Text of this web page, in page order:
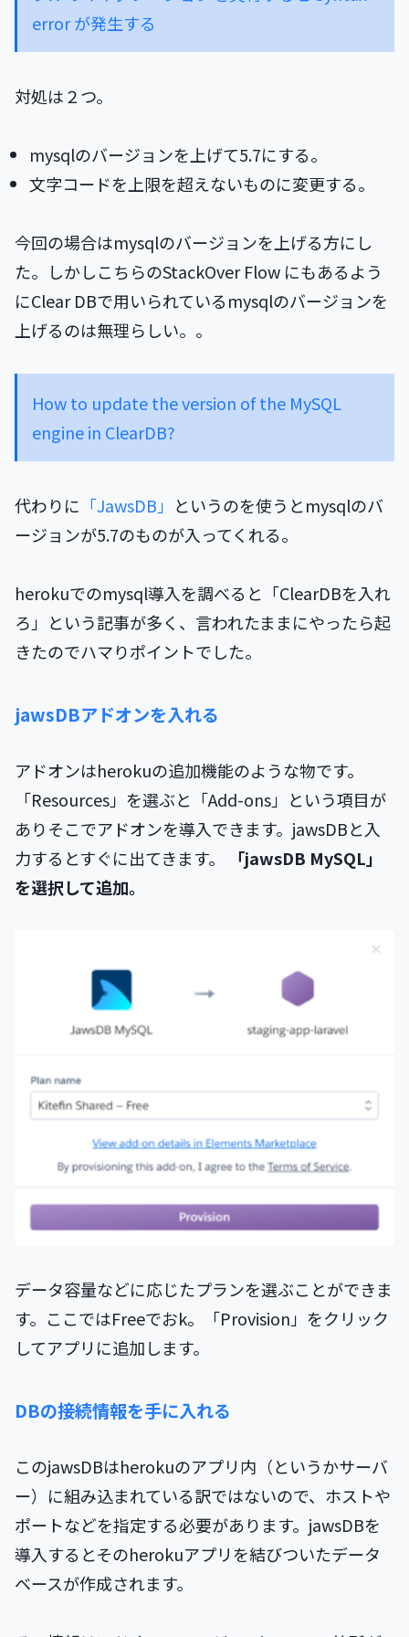
error が発生する
対処は２つ。
mysqlのバージョンを上げて5.7にする。
文字コードを上限を超えないものに変更する。
今回の場合はmysqlのバージョンを上げる方にし
た。しかしこちらのStackOver Flow にもあるよう
にClear DBで用いられているmysqlのバージョンを
上げるのは無理らしい。。
How to update the version of the MySQL
engine in ClearDB?
代わりに 「JawsDB」 というのを使うとmysqlのバ
ージョンが5.7のものが入ってくれる。
herokuでのmysql導入を調べると「ClearDBを入れ
ろ」という記事が多く、言われたままにやったら起
きたのでハマりポイントでした。
jawsDBアドオンを入れる
アドオンはherokuの追加機能のような物です。
「Resources」を選ぶと「Add-ons」という項目が
ありそこでアドオンを導入できます。jawsDBと入
力するとすぐに出てきます。
「jawsDB MySQL」
を選択して追加。
データ容量などに応じたプランを選ぶことができま
す。ここではFreeでおk。「Provision」をクリック
してアプリに追加します。
DBの接続情報を手に入れる
このjawsDBはherokuのアプリ内（というかサーバ
ー）に組み込まれている訳ではないので、ホストや
ポートなどを指定する必要があります。jawsDBを
導入するとそのherokuアプリを結びついたデータ
ベースが作成されます。